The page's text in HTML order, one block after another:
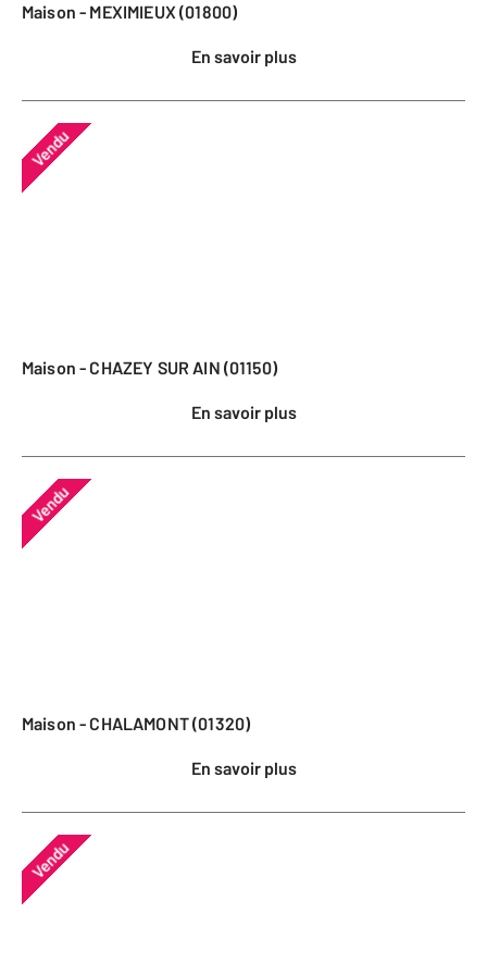
Maison - MEXIMIEUX (01800)
En savoir plus
Vendu
Maison - CHAZEY SUR AIN (01150)
En savoir plus
Vendu
Maison - CHALAMONT (01320)
En savoir plus
Vendu